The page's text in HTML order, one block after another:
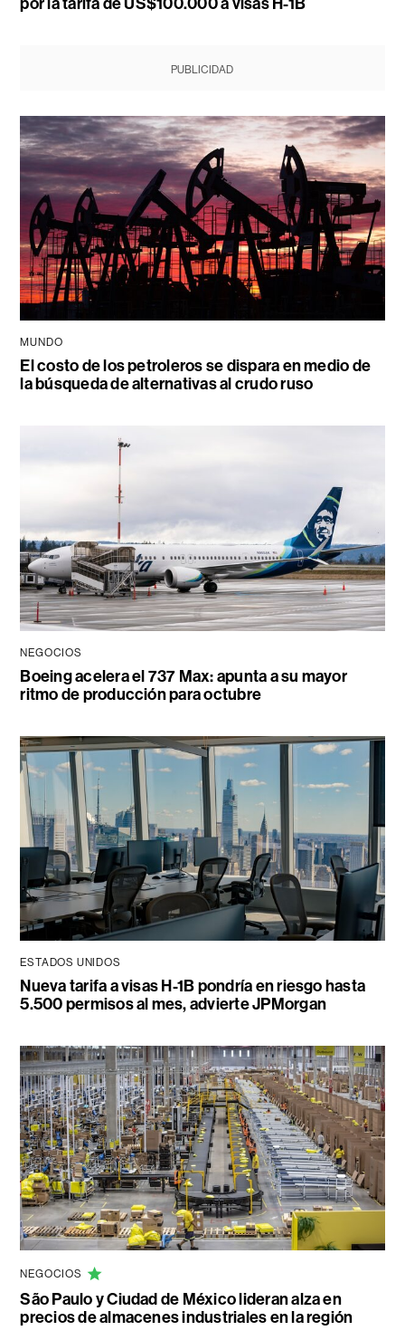
PUBLICIDAD
MUNDO
El costo de los petroleros se dispara en medio de
la búsqueda de alternativas al crudo ruso
NEGOCIOS
Boeing acelera el 737 Max: apunta a su mayor
ritmo de producción para octubre
ESTADOS UNIDOS
Nueva tarifa a visas H-1B pondría en riesgo hasta
5.500 permisos al mes, advierte JPMorgan
NEGOCIOS
São Paulo y Ciudad de México lideran alza en
precios de almacenes industriales en la región